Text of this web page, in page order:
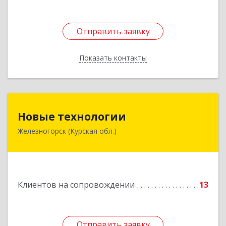
Отправить заявку
Показать контакты
Отправить заявку
Назад
Новые технологии
Железногорск (Курская обл.)
Клиентов на сопровождении 13
307170, Курская обл, Железногорский р-н,
Подробнее